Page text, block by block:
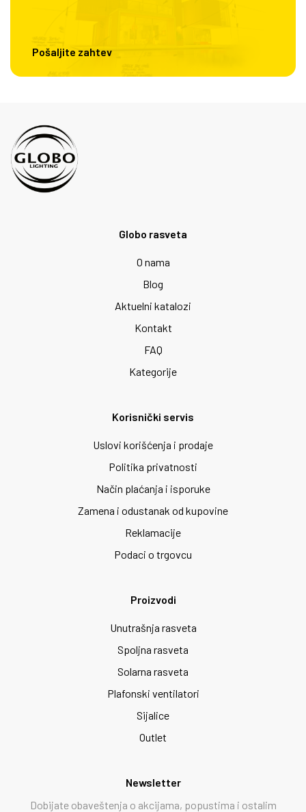
Pošaljite zahtev
Globo rasveta
O nama
Blog
Aktuelni katalozi
Kontakt
FAQ
Kategorije
Korisnički servis
Uslovi korišćenja i prodaje
Politika privatnosti
Način plaćanja i isporuke
Zamena i odustanak od kupovine
Reklamacije
Podaci o trgovcu
Proizvodi
Unutrašnja rasveta
Spoljna rasveta
Solarna rasveta
Plafonski ventilatori
Sijalice
Outlet
Newsletter
Dobijate obaveštenja o akcijama, popustima i ostalim